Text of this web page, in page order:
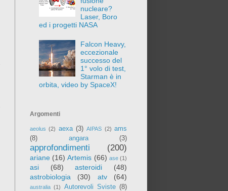
nucleare?
Laser, Boro
ed i progetti NASA
Falcon Heavy,
eccezionale
successo del
1° volo di test,
Starman è in
orbita, video by SpaceX!
Argomenti
aeolus (2) aexa (3) AIPAS (2) ams
(8)
angara (3)
approfondimenti (200)
ariane (16) Artemis (66) ase (1)
asi (68) asteroidi
(48)
astrobiologia
(30) atv (64)
australia (1) Autorevoli Sviste (8)